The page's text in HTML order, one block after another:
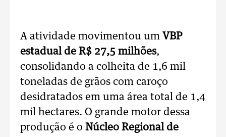
A atividade movimentou um VBP
estadual de R$ 27,5 milhões,
consolidando a colheita de 1,6 mil
toneladas de grãos com caroço
desidratados em uma área total de 1,4
mil hectares. O grande motor dessa
produção é o Núcleo Regional de